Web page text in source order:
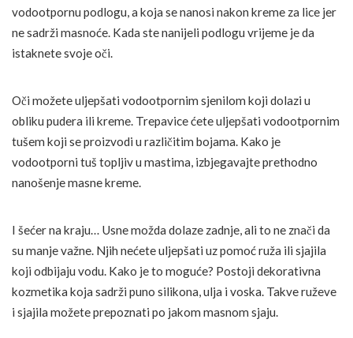
vodootpornu podlogu, a koja se nanosi nakon kreme za lice jer
ne sadrži masnoće. Kada ste nanijeli podlogu vrijeme je da
istaknete svoje oči.
Oči možete uljepšati vodootpornim sjenilom koji dolazi u
obliku pudera ili kreme. Trepavice ćete uljepšati vodootpornim
tušem koji se proizvodi u različitim bojama. Kako je
vodootporni tuš topljiv u mastima, izbjegavajte prethodno
nanošenje masne kreme.
I šećer na kraju… Usne možda dolaze zadnje, ali to ne znači da
su manje važne. Njih nećete uljepšati uz pomoć ruža ili sjajila
koji odbijaju vodu. Kako je to moguće? Postoji dekorativna
kozmetika koja sadrži puno silikona, ulja i voska. Takve ruževe
i sjajila možete prepoznati po jakom masnom sjaju.